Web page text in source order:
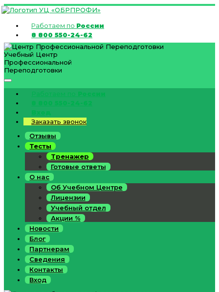
Работаем по России
8 800 550-24-62
Учебный Центр
Профессиональной
Переподготовки
Работаем по России
8 800 550-24-62
Вход
Заказать звонок
Отзывы
Тесты
Тренажер
Готовые ответы
О нас
Об Учебном Центре
Лицензии
Учебный отдел
Акции %
Новости
Блог
Партнерам
Сведения
Контакты
Вход